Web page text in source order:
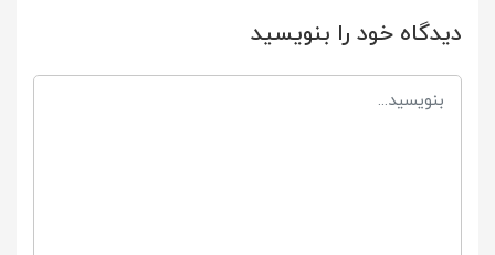
دیدگاه خود را بنویسید